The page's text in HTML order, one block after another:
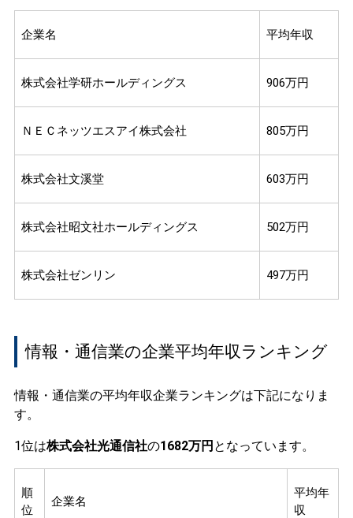
企業名 平均年収
株式会社学研ホールディングス 906万円
ＮＥＣネッツエスアイ株式会社 805万円
株式会社文溪堂 603万円
株式会社昭文社ホールディングス 502万円
株式会社ゼンリン 497万円
情報・通信業の企業平均年収ランキング
情報・通信業の平均年収企業ランキングは下記になりま
す。
1位は株式会社光通信社の1682万円 となっています。
順
位
企業名
平均年
収